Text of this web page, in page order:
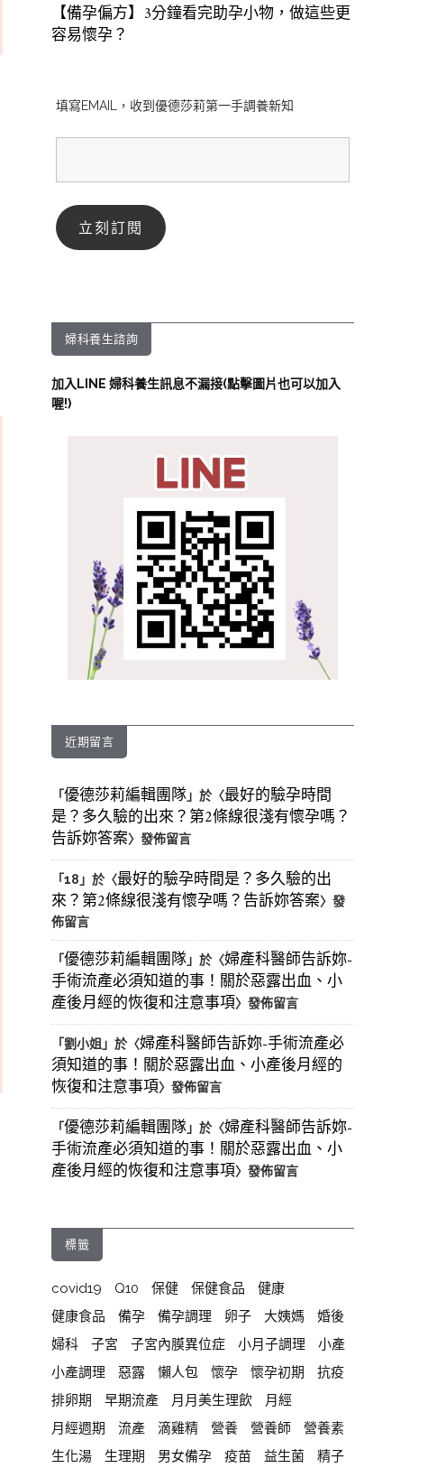
【備孕偏方】3分鐘看完助孕小物，做這些更
容易懷孕？
填寫EMAIL，收到優德莎莉第一手調養新知
婦科養生諮詢
加入LINE 婦科養生訊息不漏接(點擊圖片也可以加入
喔!)
近期留言
「優德莎莉編輯團隊」於〈最好的驗孕時間
是？多久驗的出來？第2條線很淺有懷孕嗎？
告訴妳答案〉發佈留言
「18 」於〈最好的驗孕時間是？多久驗的出
來？第2條線很淺有懷孕嗎？告訴妳答案〉發
佈留言
「優德莎莉編輯團隊」於〈婦產科醫師告訴妳-
手術流產必須知道的事！關於惡露出血、小
產後月經的恢復和注意事項〉發佈留言
「劉小姐 」於〈婦產科醫師告訴妳-手術流產必
須知道的事！關於惡露出血、小產後月經的
恢復和注意事項〉發佈留言
「優德莎莉編輯團隊」於〈婦產科醫師告訴妳-
手術流產必須知道的事！關於惡露出血、小
產後月經的恢復和注意事項〉發佈留言
標籤
covid19 Q10 保健 保健食品
健康
健康食品
備孕 備孕調理 卵子 大姨媽
婚後
婦科
子宮 子宮內膜異位症 小月子調理
小產
小產調理
惡露 懶人包 懷孕 懷孕初期
抗疫
排卵期
早期流產 月月美生理飲
月經
月經週期
流產 滴雞精 營養 營養師
營養素
生化湯
生理期 男女備孕 疫苗 益生菌 精子